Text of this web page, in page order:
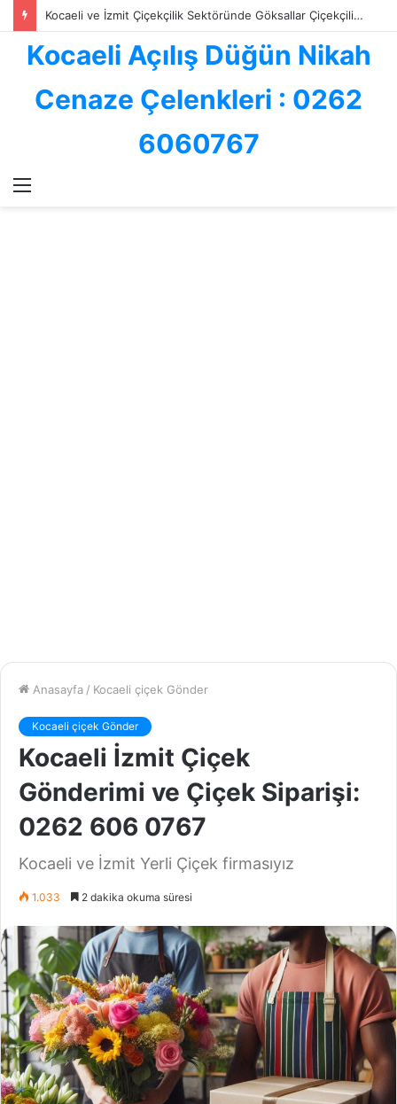
Kocaeli ve İzmit Çiçekçilik Sektöründe Göksallar Çiçekçilik: Kalite, Hız ve Güvenin Adresi
Kocaeli Açılış Düğün Nikah
Cenaze Çelenkleri : 0262
6060767
Anasayfa / Kocaeli çiçek Gönder
Kocaeli çiçek Gönder
Kocaeli İzmit Çiçek
Gönderimi ve Çiçek Siparişi:
0262 606 0767
Kocaeli ve İzmit Yerli Çiçek firmasıyız
1.033 2 dakika okuma süresi